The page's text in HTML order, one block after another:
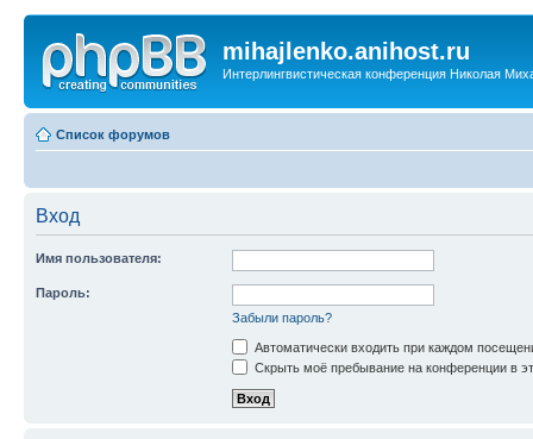
mihajlenko.anihost.ru
Интерлингвистическая конференция Николая
Список форумов
Вход
Имя пользователя:
Пароль:
Забыли пароль?
Автоматически входить при каждом
Скрыть моё пребывание на конференции в